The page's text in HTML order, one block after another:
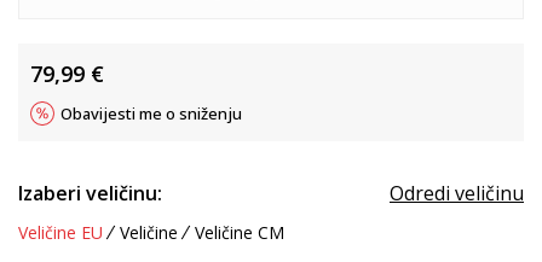
79,99 €
Obavijesti me o sniženju
Izaberi veličinu: Odredi veličinu
Veličine EU Veličine Veličine CM